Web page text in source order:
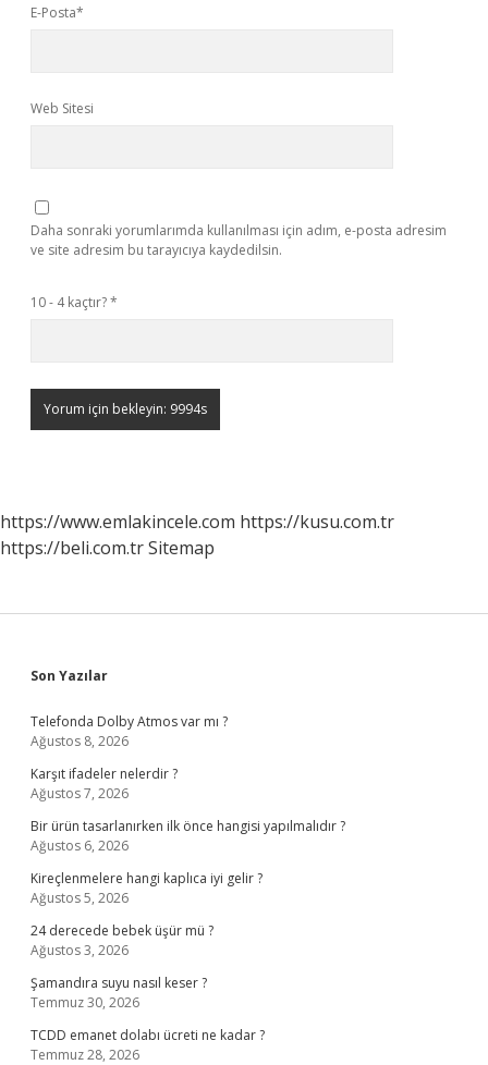
E-Posta*
Web Sitesi
Daha sonraki yorumlarımda kullanılması için adım, e-posta adresim
ve site adresim bu tarayıcıya kaydedilsin.
10 - 4 kaçtır?*
https://www.emlakincele.com https://kusu.com.tr
https://beli.com.trSitemap
Sidebar
Son Yazılar
Telefonda Dolby Atmos var mı ?
Ağustos 8, 2026
Karşıt ifadeler nelerdir ?
Ağustos 7, 2026
Bir ürün tasarlanırken ilk önce hangisi yapılmalıdır ?
Ağustos 6, 2026
Kireçlenmelere hangi kaplıca iyi gelir ?
Ağustos 5, 2026
24 derecede bebek üşür mü ?
Ağustos 3, 2026
Şamandıra suyu nasıl keser ?
Temmuz 30, 2026
TCDD emanet dolabı ücreti ne kadar ?
Temmuz 28, 2026